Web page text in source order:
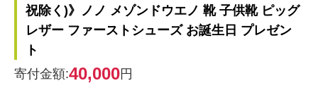
祝除く)》ノノ メゾンドウエノ 靴 子供靴 ピッグ
レザー ファーストシューズ お誕生日 プレゼン
ト
寄付金額:40,000円